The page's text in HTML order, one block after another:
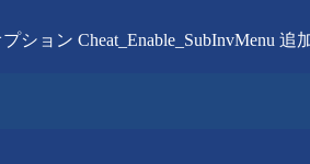
ョン Cheat_Enable_SubInvMenu 追加